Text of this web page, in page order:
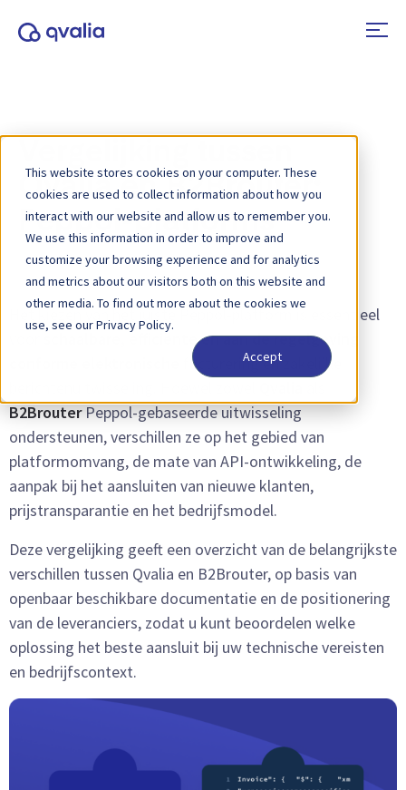
This website stores cookies on your computer. These
cookies are used to collect information about how you
interact with our website and allow us to remember you.
We use this information in order to improve and
customize your browsing experience and for analytics
and metrics about our visitors both on this website and
other media. To find out more about the cookies we
use, see our Privacy Policy.
Accept
Qvalia en B2Brouter:
Peppol-platforms
Het kiezen van het juiste Peppol-platform is essentieel
schaalbare, efficiënte en aan de regelgeving
facturering en zakelijke
B2BrouterPeppol-gebaseerde uitwisseling
ondersteunen, verschillen ze op het gebied van
platformomvang, de mate van API-ontwikkeling, de
aanpak bij het aansluiten van nieuwe klanten,
prijstransparantie en het bedrijfsmodel.
Deze vergelijking geeft een overzicht van de belangrijkste
verschillen tussen Qvalia en B2Brouter, op basis van
openbaar beschikbare documentatie en de positionering
van de leveranciers, zodat u kunt beoordelen welke
oplossing het beste aansluit bij uw technische vereisten
en bedrijfscontext.